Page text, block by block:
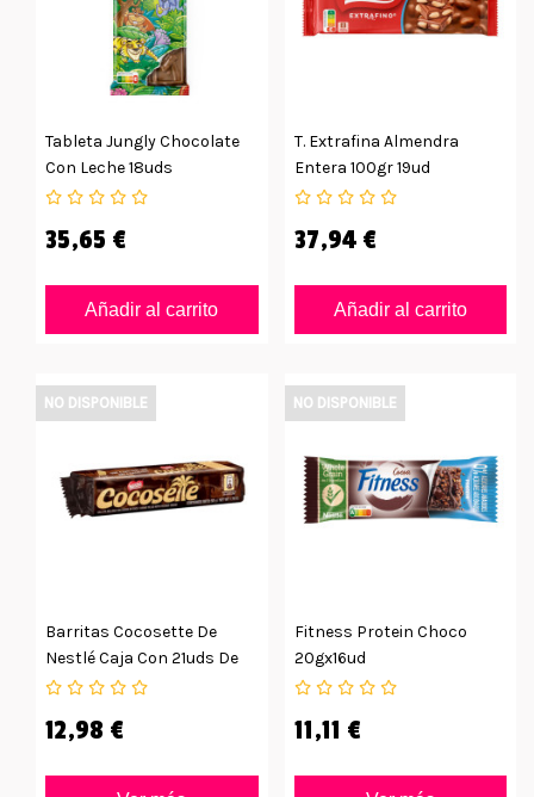
Tableta Jungly Chocolate
Con Leche 18uds
35,65 €
Añadir al carrito
T. Extrafina Almendra
Entera 100gr 19ud
37,94 €
Añadir al carrito
Barritas Cocosette De
Nestlé Caja Con 21uds De
50grs
12,98 €
NO DISPONIBLE
Fitness Protein Choco
20gx16ud
11,11 €
NO DISPONIBLE